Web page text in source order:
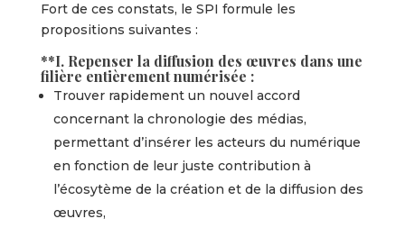
Fort de ces constats, le SPI formule les
propositions suivantes :
**I. Repenser la diffusion des œuvres dans une
filière entièrement numérisée :
Trouver rapidement un nouvel accord
concernant la chronologie des médias,
permettant d’insérer les acteurs du numérique
en fonction de leur juste contribution à
l’écosytème de la création et de la diffusion des
œuvres,